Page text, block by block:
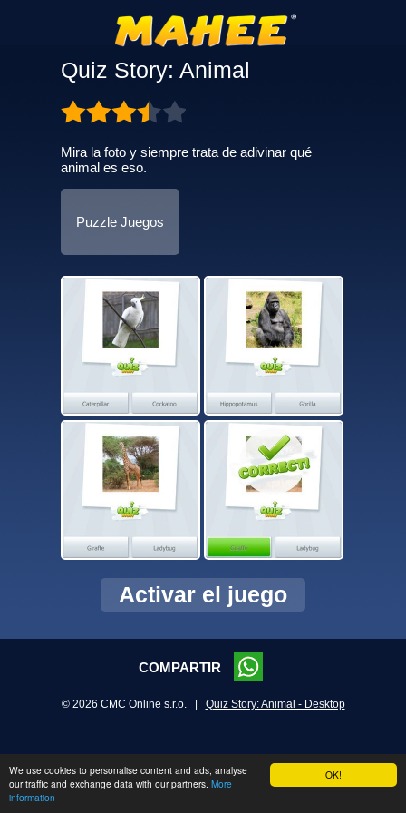
OK!
We use cookies to personalise content and ads, analyse
our traffic and exchange data with our partners. More
information
Quiz Story: Animal
Mira la foto y siempre trata de adivinar qué
animal es eso.
Puzzle Juegos
Activar el juego
COMPARTIR
© 2026 CMC Online s.r.o. | Quiz Story: Animal - Desktop